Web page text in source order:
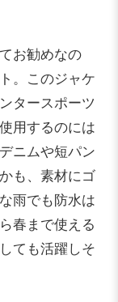
お勧めなの
。このジャケ
タースポーツ
用するのには
ニムや短パン
も、素材にゴ
雨でも防水は
春まで使える
ても活躍しそ